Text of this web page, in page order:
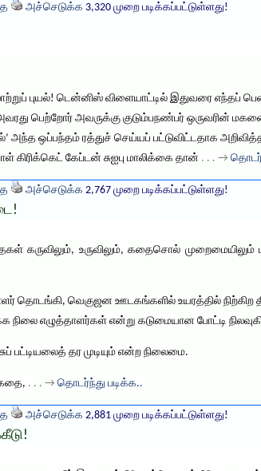
அச்செடுக்க 3,320 முறை படிக்கப்பட்டுள்ளது!
புயல்! டென்னிஸ் விளையாட்டில் இதுவரை
பெற்றோர் அவருக்கு குடும்பநண்பர் ஒருவரின்
அந்த ஒப்பந்தம் ரத்துச் செய்யப் பட்டுவிட்டதாக
கிரிக்கெட் கேப்டன் சுஐபு மாலிக்கை தான் . . . →
அச்செடுக்க 2,767 முறை படிக்கப்பட்டுள்ளது!
கருவிலும், உருவிலும், கதைசொல்
தொடங்கி, வெகுஜன ஊடகங்களில் உயரத்தில் நிற்கிற
எழுத்தாளர்கள் என்று கடுமையான போட்டி
தர முடியும் என்ற நிலைமை.
. . . → தொடர்ந்து படிக்க..
அச்செடுக்க 2,881 முறை படிக்கப்பட்டுள்ளது!